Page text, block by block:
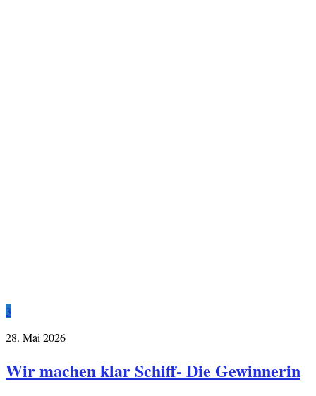
3
28. Mai 2026
Wir machen klar Schiff- Die Gewinnerin